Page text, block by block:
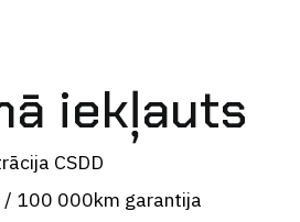
iekļauts
CSDD
/ 100 000km garantija